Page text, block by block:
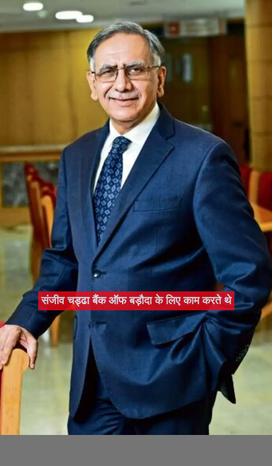
संजीव चड्ढा बैंक ऑफ बड़ौदा के लिए काम करते थे